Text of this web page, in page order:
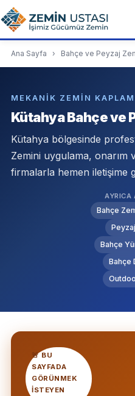
Ana Sayfa › Bahçe ve Peyzaj
MEKANIK ZEMIN
Kütahya Bahçe ve
Kütahya bölgesinde
Zemini uygulama, onarım
firmalarla hemen iletişime
AYRICA
Bahçe
Bahçe
Bahçe
🚨 BU
SAYFADA
GÖRÜNMEK
ISTEYEN